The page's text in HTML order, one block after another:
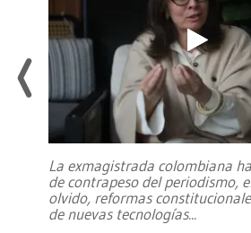
La exmagistrada colombiana
de contrapeso del periodismo,
olvido, reformas
de nuevas tecnologías...